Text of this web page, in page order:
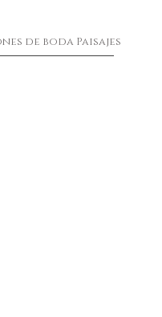
de boda Paisajes